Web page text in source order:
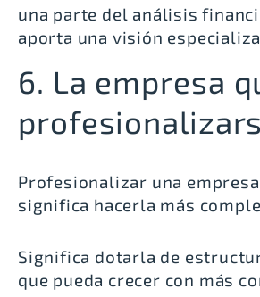
una parte del análisis
aporta una visión
6. La empresa
Profesionalizar una
significa hacerla más
Significa dotarla de
que pueda crecer con más